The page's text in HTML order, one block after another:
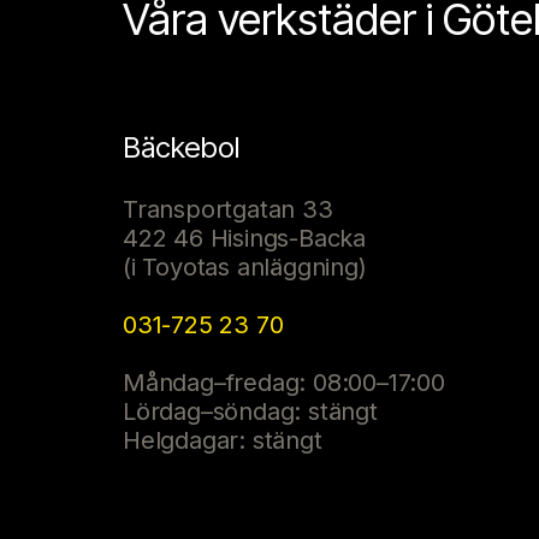
Våra verkstäder i
Bäckebol
Transportgatan 33
422 46 Hisings-Backa
(i Toyotas anläggning)
031-725 23 70
Måndag–fredag: 08:00–17:00
Lördag–söndag: stängt
Helgdagar: stängt